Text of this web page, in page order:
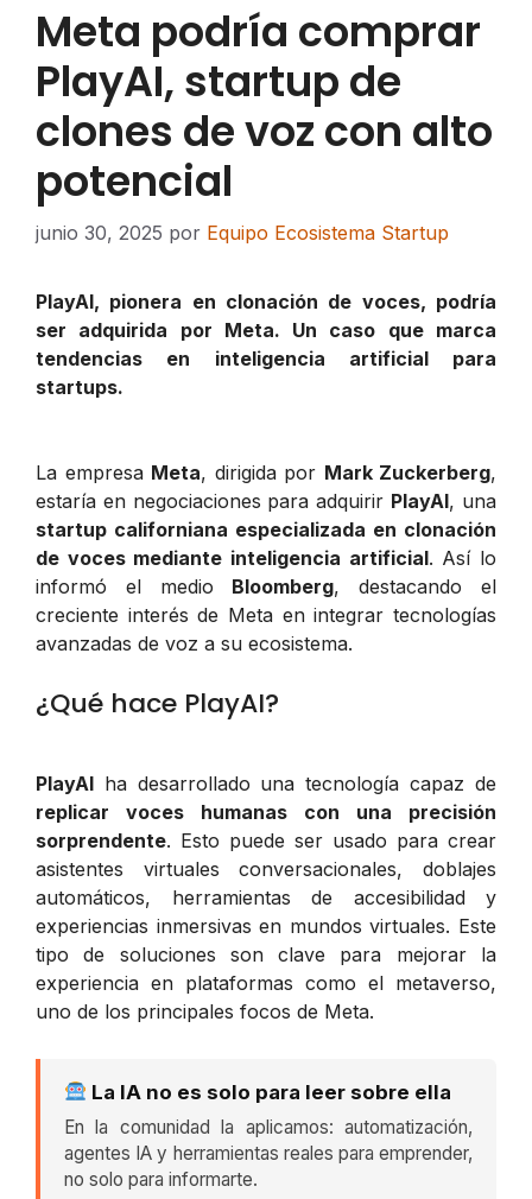
Meta podría comprar
PlayAI, startup de
clones de voz con alto
potencial
junio 30, 2025 por Equipo Ecosistema Startup
PlayAI, pionera en clonación de voces, podría
ser adquirida por Meta. Un caso que marca
tendencias en inteligencia artificial para
startups.
La empresa Meta, dirigida por Mark Zuckerberg,
estaría en negociaciones para adquirir PlayAI, una
startup californiana especializada en clonación
de voces mediante inteligencia artificial. Así lo
informó el medio Bloomberg, destacando el
creciente interés de Meta en integrar tecnologías
avanzadas de voz a su ecosistema.
¿Qué hace PlayAI?
PlayAI ha desarrollado una tecnología capaz de
replicar voces humanas con una precisión
sorprendente. Esto puede ser usado para crear
asistentes virtuales conversacionales, doblajes
automáticos, herramientas de accesibilidad y
experiencias inmersivas en mundos virtuales. Este
tipo de soluciones son clave para mejorar la
experiencia en plataformas como el metaverso,
uno de los principales focos de Meta.
La IA no es solo para leer sobre ella
En la comunidad la aplicamos: automatización,
agentes IA y herramientas reales para emprender,
no solo para informarte.